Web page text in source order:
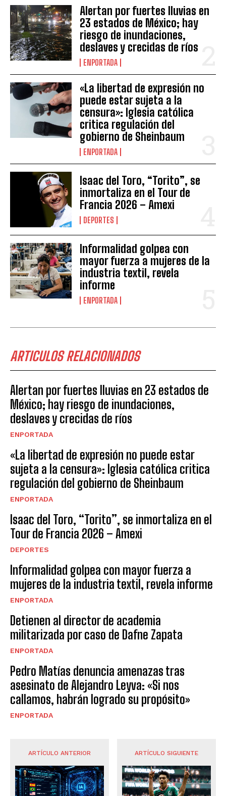
Alertan por fuertes lluvias en
23 estados de México; hay
riesgo de inundaciones,
deslaves y crecidas de ríos
ENPORTADA
«La libertad de expresión no
puede estar sujeta a la
censura»: Iglesia católica
critica regulación del
gobierno de Sheinbaum
ENPORTADA
Isaac del Toro, “Torito”, se
inmortaliza en el Tour de
Francia 2026 – Amexi
DEPORTES
Informalidad golpea con
mayor fuerza a mujeres de la
industria textil, revela
informe
ENPORTADA
ARTICULOS RELACIONADOS
Alertan por fuertes lluvias en 23 estados de
México; hay riesgo de inundaciones,
deslaves y crecidas de ríos
ENPORTADA
«La libertad de expresión no puede estar
sujeta a la censura»: Iglesia católica critica
regulación del gobierno de Sheinbaum
ENPORTADA
Isaac del Toro, “Torito”, se inmortaliza en el
Tour de Francia 2026 – Amexi
DEPORTES
Informalidad golpea con mayor fuerza a
mujeres de la industria textil, revela informe
ENPORTADA
Detienen al director de academia
militarizada por caso de Dafne Zapata
ENPORTADA
Pedro Matías denuncia amenazas tras
asesinato de Alejandro Leyva: «Si nos
callamos, habrán logrado su propósito»
ENPORTADA
ARTÍCULO ANTERIOR ARTÍCULO SIGUIENTE